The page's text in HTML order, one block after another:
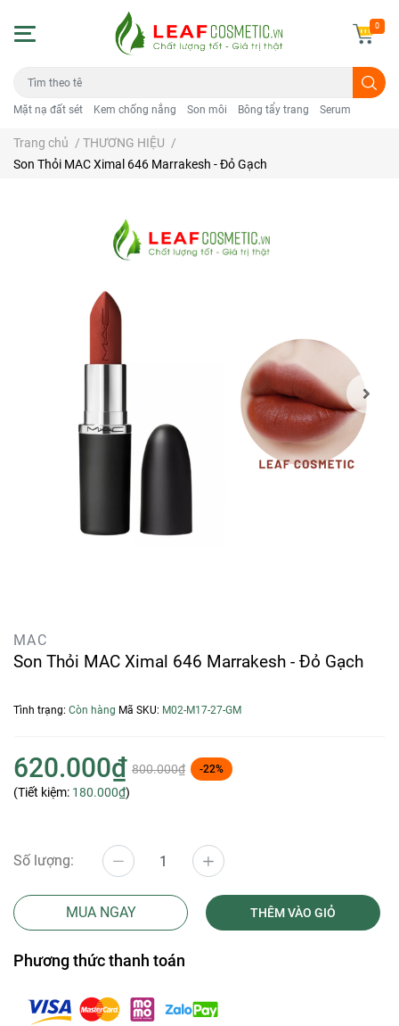
Mặt nạ đất sét Kem chống nắng Son môi Bông tẩy trang Serum
0
Trang chủ / THƯƠNG HIỆU /
Son Thỏi MAC Ximal 646 Marrakesh - Đỏ Gạch
MAC
Son Thỏi MAC Ximal 646 Marrakesh - Đỏ Gạch
Tình trạng: Còn hàng Mã SKU: M02-M17-27-GM
620.000₫ 800.000₫ -22%
(Tiết kiệm: 180.000₫)
Số lượng:
MUA NGAY THÊM VÀO GIỎ
Phương thức thanh toán